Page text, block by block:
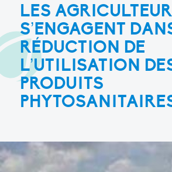
LES
S’ENGAGENT
RÉDUCTION DE
L’UTILISATION
PRODUITS